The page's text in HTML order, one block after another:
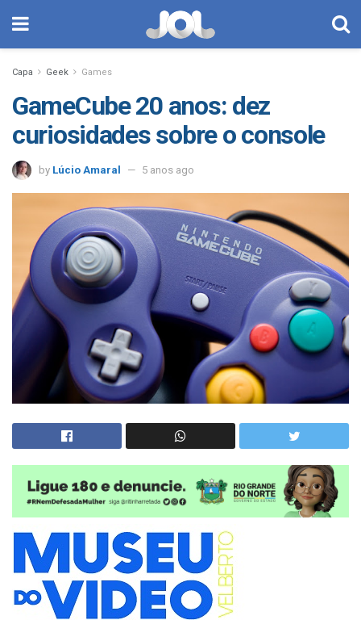
Capa Geek Games
GameCube 20 anos: dez
curiosidades sobre o console
by Lúcio Amaral 5 anos ago